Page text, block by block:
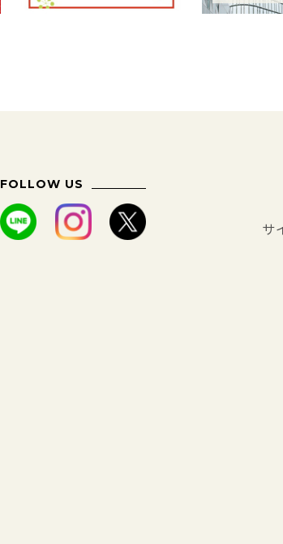
FOLLOW US
サ